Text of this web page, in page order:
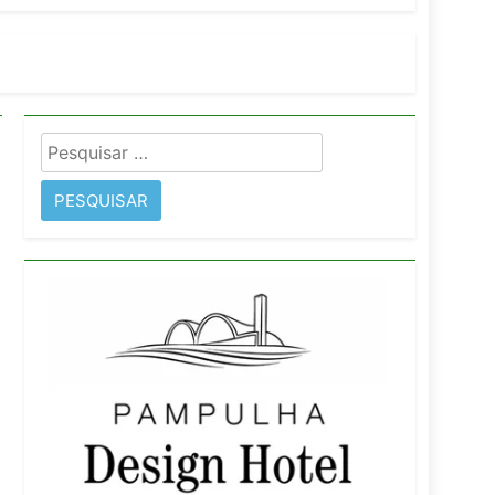
e fortalece infraestrutura
Pesquisar
por: